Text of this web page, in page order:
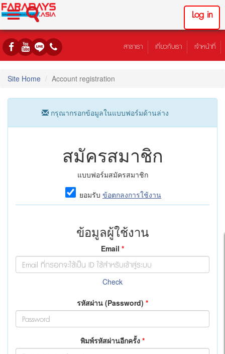
Log in
สาขาเรา เกี่ยวกับเรา เจ้าหน้าที่
Site Home Account registration
กรุณากรอกข้อมูลในแบบฟอร์มด้านล่าง
สมัครสมาชิก
แบบฟอร์มสมัครสมาชิก
ยอมรับ ข้อตกลงการใช้งาน
ข้อมูลผู้ใช้งาน
Email *
Check
รหัสผ่าน (Password) *
พิมพ์รหัสผ่านอีกครั้ง *